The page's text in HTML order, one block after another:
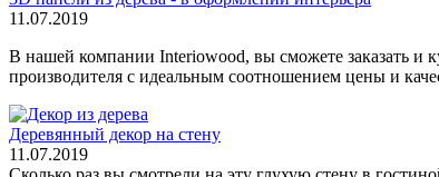
11.07.2019
В нашей компании Interiowood, вы сможете заказать и
производителя с идеальным соотношением цены и
Деревянный декор на стену
11.07.2019